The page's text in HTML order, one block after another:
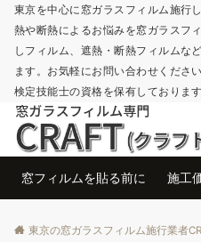
東京を中心に窓ガラスフィルム施行
熱や断熱によるお悩みを窓ガラスフ
しフィルム、遮熱・断熱フィルムな
ます。お気軽にお問い合わせくださ
検定技能士の資格を保有しております
窓フィルムを貼る前に 施工
東京の窓ガラスフィルム施行業者